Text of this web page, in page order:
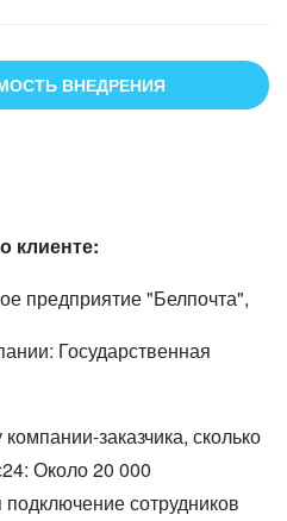
клиенте:
предприятие "Белпочта",
Государственная
заказчика, сколько
Около 20 000
сотрудников
ВНЕДРЕНИЯ